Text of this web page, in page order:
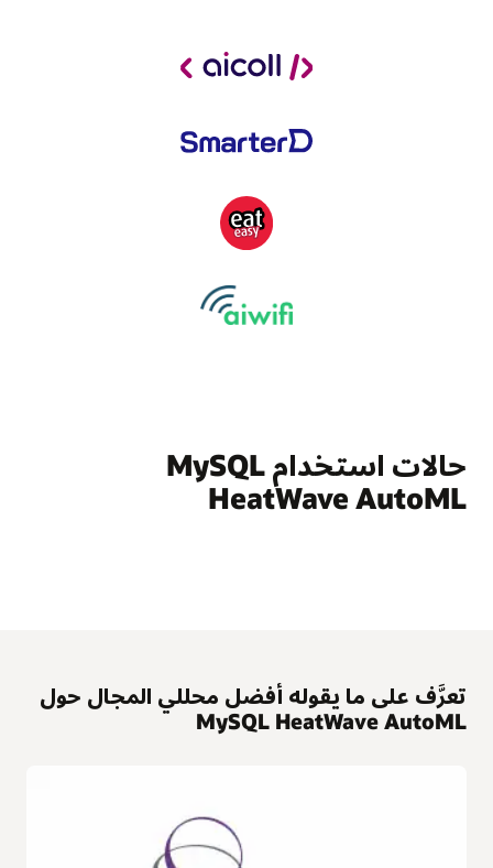
حالات استخدام MySQL
HeatWave AutoML
تعرَّف على ما يقوله أفضل محللي المجال حول
MySQL HeatWave AutoML